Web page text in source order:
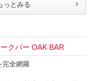
っとみる
クバー OAK BAR
完全網羅